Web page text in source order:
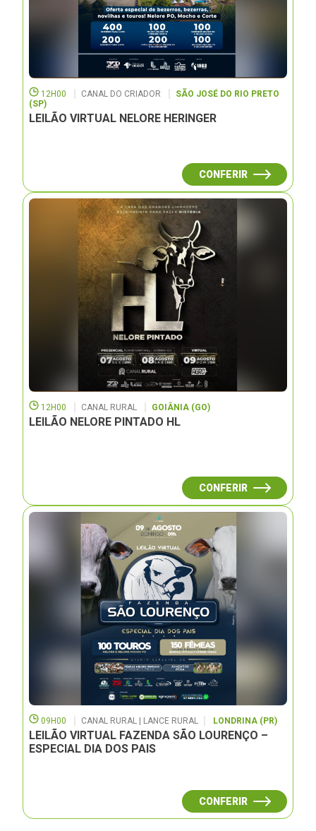
12H00 CANAL DO CRIADOR
SÃO JOSÉ DO RIO PRETO
(SP)
LEILÃO VIRTUAL NELORE HERINGER
CONFERIR
12H00 CANAL RURAL GOIÂNIA (GO)
LEILÃO NELORE PINTADO HL
CONFERIR
09H00 CANAL RURAL | LANCE RURAL LONDRINA (PR)
LEILÃO VIRTUAL FAZENDA SÃO LOURENÇO –
ESPECIAL DIA DOS PAIS
CONFERIR